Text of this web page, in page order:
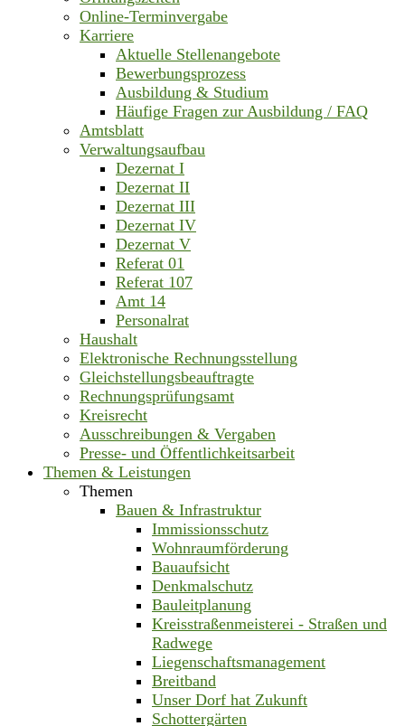
Online-Terminvergabe
Karriere
Aktuelle Stellenangebote
Bewerbungsprozess
Ausbildung & Studium
Häufige Fragen zur Ausbildung / FAQ
Amtsblatt
Verwaltungsaufbau
Dezernat I
Dezernat II
Dezernat III
Dezernat IV
Dezernat V
Referat 01
Referat 107
Amt 14
Personalrat
Haushalt
Elektronische Rechnungsstellung
Gleichstellungsbeauftragte
Rechnungsprüfungsamt
Kreisrecht
Ausschreibungen & Vergaben
Presse- und Öffentlichkeitsarbeit
Themen & Leistungen
Themen
Bauen & Infrastruktur
Immissionsschutz
Wohnraumförderung
Bauaufsicht
Denkmalschutz
Bauleitplanung
Kreisstraßenmeisterei - Straßen und
Radwege
Liegenschaftsmanagement
Breitband
Unser Dorf hat Zukunft
Schottergärten